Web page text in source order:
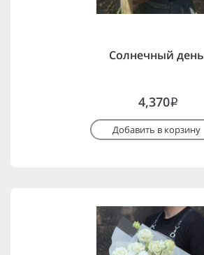
Солнечный день
4,370i
Добавить в корзину